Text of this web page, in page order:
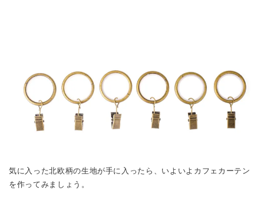
気に入った北欧柄の生地が手に入ったら、いよいよカフェカーテン
を作ってみましょう。
丈＋縫い代分15～20ｃｍ）のサイズの布を用意します。横幅をドレ